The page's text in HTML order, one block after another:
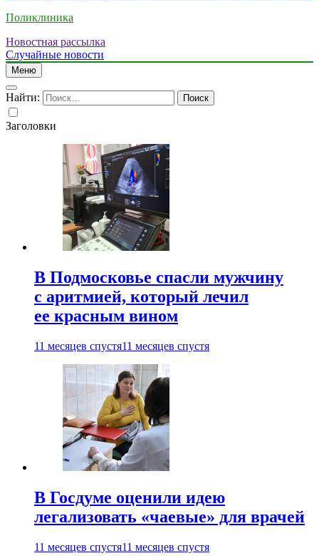
Поликлиника
Новостная рассылка
Случайные новости
Меню
Найти:
Заголовки
В Подмосковье спасли мужчину
с аритмией, который лечил
ее красным вином
11 месяцев спустя11 месяцев спустя
В Госдуме оценили идею
легализовать «чаевые» для врачей
11 месяцев спустя11 месяцев спустя